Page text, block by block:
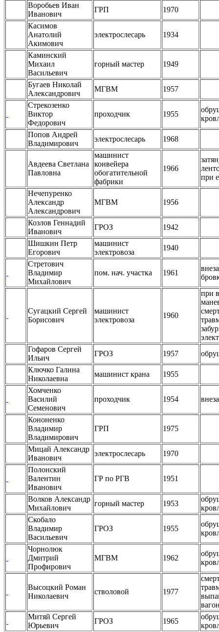
Воробьев Иван
Иванович
ГРП
1970
Касимов
Анатолий
Акимович
электрослесарь 1934
Каминский
Михаил
Васильевич
горный мастер 1949
Бугаев Николай
Александрович
МГВМ
1957
Стрекозенко
Виктор
Федорович
проходчик 1955
Попов Андрей
Владимирович
электрослесарь 1968
Авдеева Светлана
Павловна
машинист
конвейера
обогатительной
фабрики
1966
при
Нечепуренко
Александр
Александрович
МГВМ 1956
Козлов Геннадий
Иванович
ГРОЗ
1942
Шишкин Петр
Егорович
машинист
электровоза
1940
Стретович
Владимир
Михайлович
пом. нач. участка 1961
Сугацкий Сергей
Борисович
машинист
электровоза
1960
при
Гофаров Сергей
Ильич
ГРОЗ 1957
Ключко Галина
Николаевна
машинист крана
1955
Хомченко
Василий
Семенович
проходчик 1954
Кононенко
Владимир
Владимирович
ГРП 1975
Мицай Александр
Иванович
электрослесарь
1970
Полонский
Валентин
Иванович
ГР по РГВ 1951
Волков Александр
Михайлович
горный мастер 1953
Скобало
Владимир
Васильевич
ГРОЗ 1955
Чорнолюк
Дмитрий
Профирович
МГВМ 1962
Высоцкий Роман
Николаевич
стволовой 1977
Митяй Сергей
Юрьевич
ГРОЗ 1965